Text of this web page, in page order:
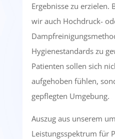
Ergebnisse zu erzielen.
wir auch Hochdruck-
Hygienestandards zu
Patienten sollen sich
aufgehoben fühlen,
gepflegten Umgebung.
Auszug aus unserem
Leistungsspektrum für